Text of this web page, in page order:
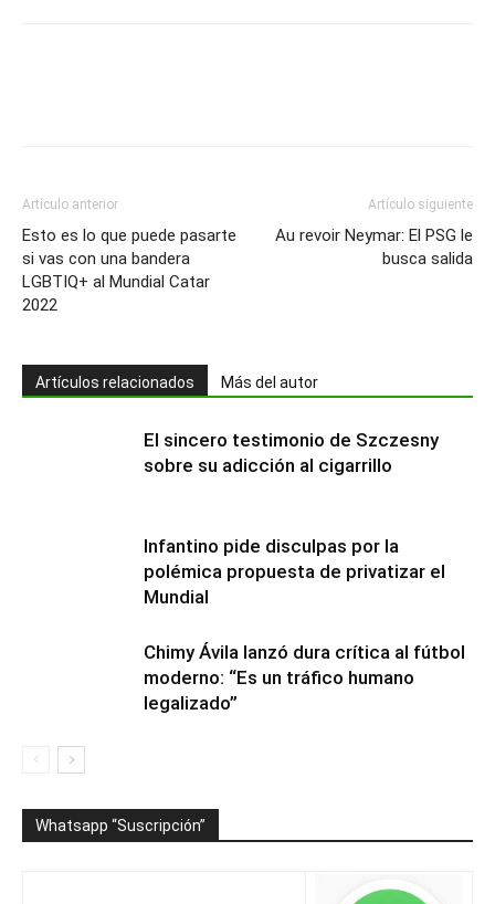
Artículo anterior
Esto es lo que puede pasarte
si vas con una bandera
LGBTIQ+ al Mundial Catar
2022
Artículo siguiente
Au revoir Neymar: El PSG le
busca salida
Artículos relacionados Más del autor
El sincero testimonio de Szczesny
sobre su adicción al cigarrillo
Infantino pide disculpas por la
polémica propuesta de privatizar el
Mundial
Chimy Ávila lanzó dura crítica al fútbol
moderno: “Es un tráfico humano
legalizado”
Whatsapp “Suscripción”